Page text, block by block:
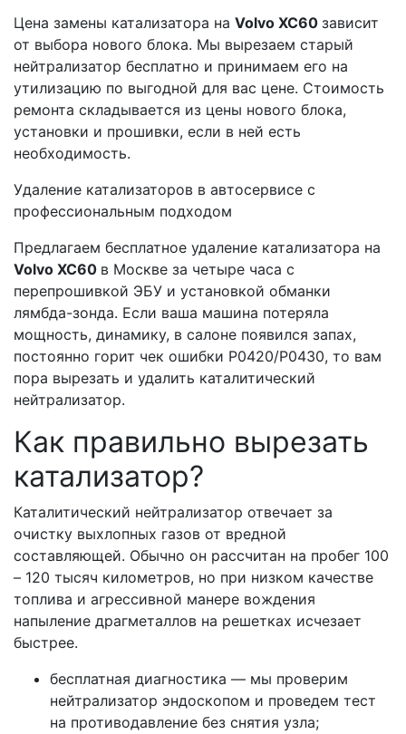
Цена замены катализатора на Volvo ХС60 зависит
от выбора нового блока. Мы вырезаем старый
нейтрализатор бесплатно и принимаем его на
утилизацию по выгодной для вас цене. Стоимость
ремонта складывается из цены нового блока,
установки и прошивки, если в ней есть
необходимость.
Удаление катализаторов в автосервисе с
профессиональным подходом
Предлагаем бесплатное удаление катализатора на
Volvo ХС60 в Москве за четыре часа с
перепрошивкой ЭБУ и установкой обманки
лямбда-зонда. Если ваша машина потеряла
мощность, динамику, в салоне появился запах,
постоянно горит чек ошибки Р0420/Р0430, то вам
пора вырезать и удалить каталитический
нейтрализатор.
Как правильно вырезать
катализатор?
Каталитический нейтрализатор отвечает за
очистку выхлопных газов от вредной
составляющей. Обычно он рассчитан на пробег 100
– 120 тысяч километров, но при низком качестве
топлива и агрессивной манере вождения
напыление драгметаллов на решетках исчезает
быстрее.
бесплатная диагностика — мы проверим
нейтрализатор эндоскопом и проведем тест
на противодавление без снятия узла;